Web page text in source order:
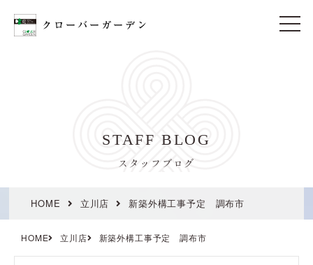
t
STAFF BLOG
スタッフブログ
HOME 立川店 新築外構工事予定 調布市
HOME 立川店 新築外構工事予定 調布市